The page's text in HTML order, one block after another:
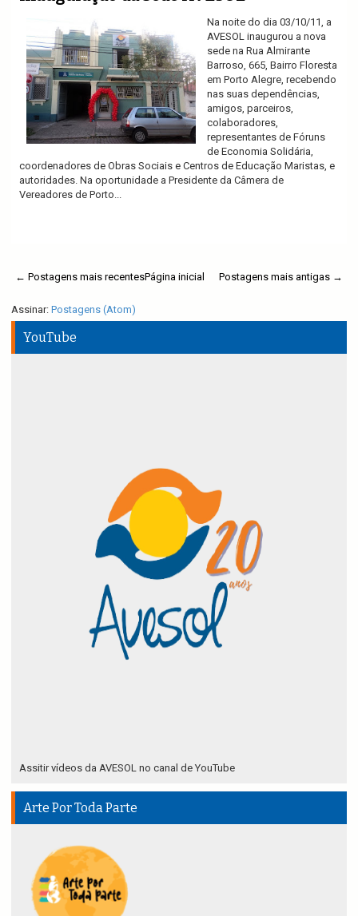
Na noite do dia 03/10/11, a
AVESOL inaugurou a nova
sede na Rua Almirante
Barroso, 665, Bairro Floresta
em Porto Alegre, recebendo
nas suas dependências,
amigos, parceiros,
colaboradores,
representantes de Fóruns
de Economia Solidária,
coordenadores de Obras Sociais e Centros de Educação Maristas, e
autoridades. Na oportunidade a Presidente da Câmera de
Vereadores de Porto...
← Postagens mais recentes Postagens mais antigas →
Página inicial
Assinar: Postagens (Atom)
YouTube
Assitir vídeos da AVESOL no canal de YouTube
Arte Por Toda Parte